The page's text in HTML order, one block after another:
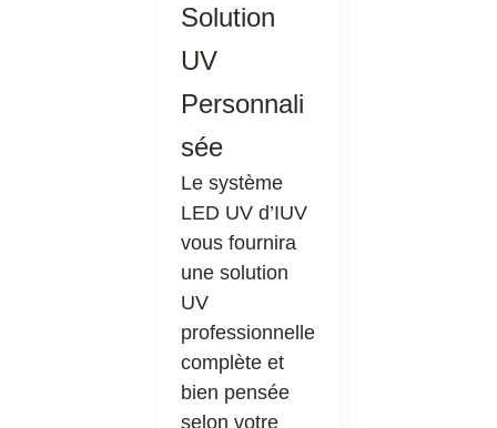
Solution
UV
Personnali
sée
Le système
LED UV d’IUV
vous fournira
une solution
UV
professionnelle
complète et
bien pensée
selon votre